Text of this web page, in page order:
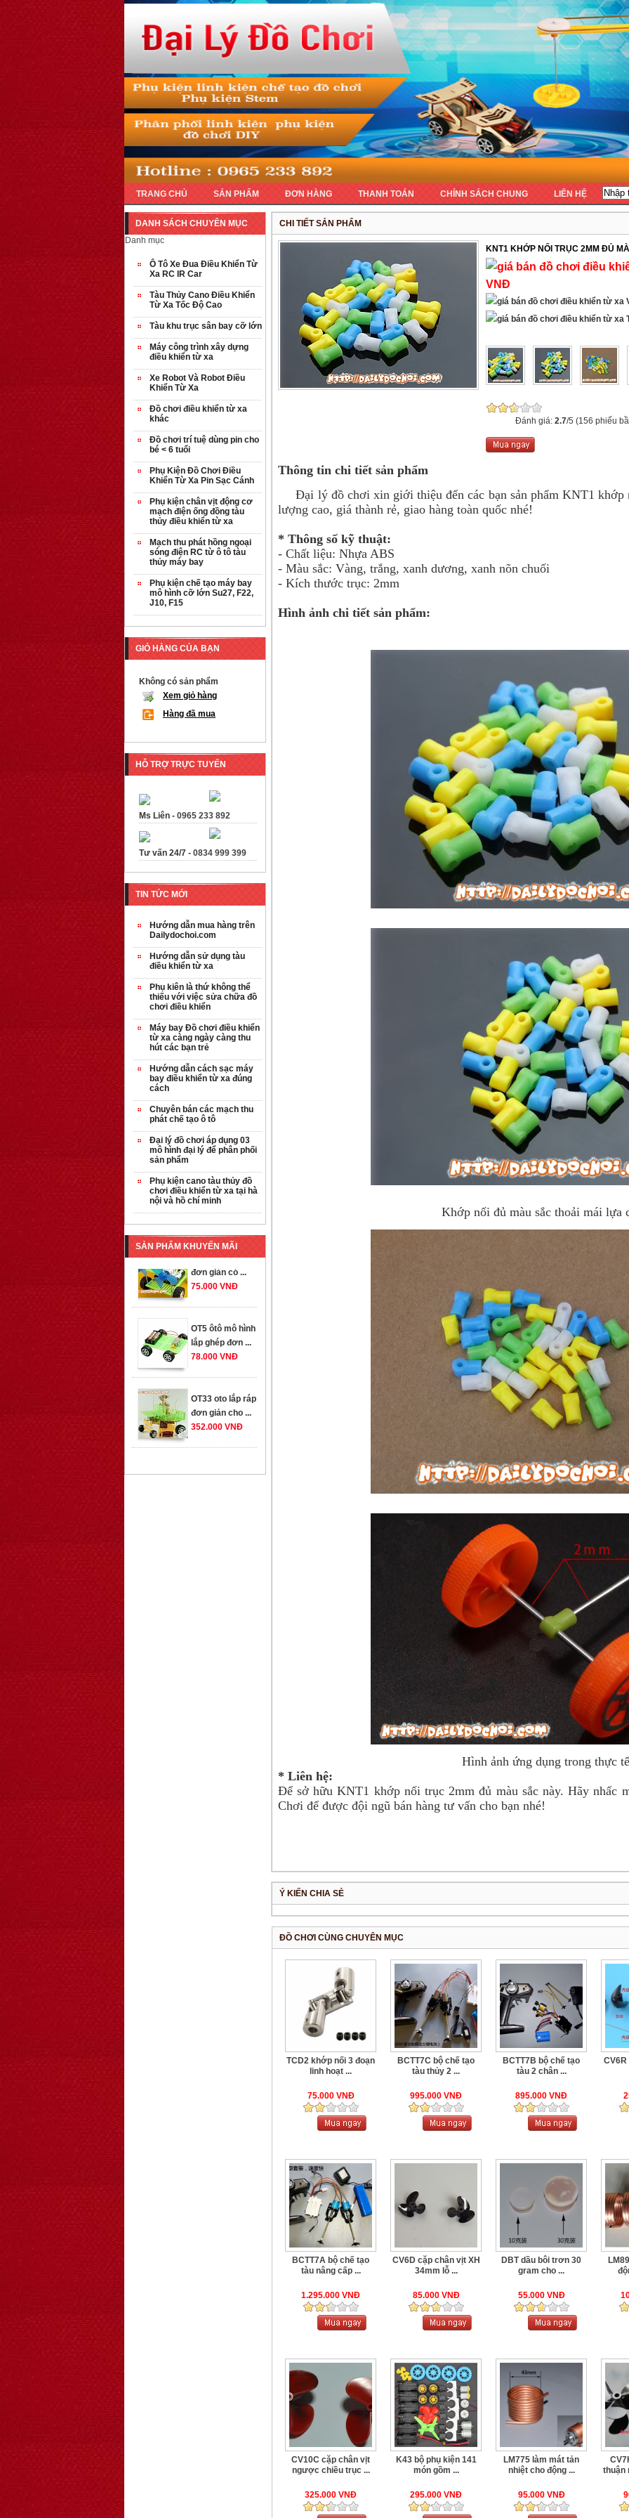
TRANG CHỦ SẢN PHẨM ĐƠN HÀNG THANH TOÁN CHÍNH SÁCH CHUNG LIÊN HỆ
CHI TIẾT SẢN PHẨM
KNT1 KHỚP NỐI TRỤC 2MM ĐỦ
VNĐ
Đánh giá:2.7/5 (156 phiếu
Thông tin chi tiết sản phẩm
Đại lý đồ chơi xin giới thiệu đến các bạn sản phẩm KNT1 khớp
lượng cao, giá thành rẻ, giao hàng toàn quốc nhé!
* Thông số kỹ thuật:
- Chất liệu: Nhựa ABS
- Màu sắc: Vàng, trắng, xanh dương, xanh nõn chuối
- Kích thước trục: 2mm
Hình ảnh chi tiết sản phẩm:
Khớp nối đủ màu sắc thoải mái lựa
Hình ảnh ứng dụng trong thực
* Liên hệ:
Để sở hữu KNT1 khớp nối trục 2mm đủ màu sắc này. Hãy
Chơi để được đội ngũ bán hàng tư vấn cho bạn nhé!
Ý KIẾN CHIA SẺ
ĐỒ CHƠI CÙNG CHUYÊN MỤC
TCD2 khớp nối 3 đoạn
linh hoạt ...
75.000 VNĐ
BCTT7C bộ chế tạo
tàu thủy 2 ...
995.000 VNĐ
BCTT7B bộ chế tạo
tàu 2 chân ...
895.000 VNĐ
BCTT7A bộ chế tạo
tàu nâng cấp ...
1.295.000 VNĐ
CV6D cặp chân vịt XH
34mm lỗ ...
85.000 VNĐ
DBT dầu bôi trơn 30
gram cho ...
55.000 VNĐ
CV10C cặp chân vịt
ngược chiều trục ...
325.000 VNĐ
K43 bộ phụ kiện 141
món gồm ...
295.000 VNĐ
LM775 làm mát tản
nhiệt cho động ...
95.000 VNĐ
thuận
DANH SÁCH CHUYÊN MỤC
Danh mục
Ô Tô Xe Đua Điều Khiển Từ
Xa RC IR Car
Tàu Thủy Cano Điều Khiển
Từ Xa Tốc Độ Cao
Tàu khu trục sân bay cỡ lớn
Máy công trình xây dựng
điều khiển từ xa
Xe Robot Và Robot Điều
Khiển Từ Xa
Đồ chơi điều khiển từ xa
khác
Đồ chơi trí tuệ dùng pin cho
bé < 6 tuổi
Phụ Kiện Đồ Chơi Điều
Khiển Từ Xa Pin Sạc Cánh
Phụ kiện chân vịt động cơ
mạch điện ống đồng tàu
thủy điều khiển từ xa
Mạch thu phát hồng ngoại
sóng điện RC từ ô tô tàu
thủy máy bay
Phụ kiện chế tạo máy bay
mô hình cỡ lớn Su27, F22,
J10, F15
GIỎ HÀNG CỦA BẠN
Không có sản phẩm
Xem giỏ hàng
Hàng đã mua
HỖ TRỢ TRỰC TUYẾN
Ms Liên - 0965 233 892
Tư vấn 24/7 - 0834 999 399
TIN TỨC MỚI
Hướng dẫn mua hàng trên
Dailydochoi.com
Hướng dẫn sử dụng tàu
điều khiển từ xa
Phụ kiên là thứ không thể
thiếu với việc sửa chữa đồ
chơi điều khiển
Máy bay Đồ chơi điều khiển
từ xa càng ngày càng thu
hút các bạn trẻ
Hướng dẫn cách sạc máy
bay điều khiển từ xa đúng
cách
Chuyên bán các mạch thu
phát chế tạo ô tô
Đại lý đồ chơi áp dụng 03
mô hình đại lý để phân phối
sản phẩm
Phụ kiện cano tàu thủy đồ
chơi điều khiển từ xa tại hà
nội và hồ chí minh
SẢN PHẨM KHUYẾN MÃI
OT35 robot lắp
...
259.000 VNĐ
OT36 oto mô hình
đơn giản có ...
75.000 VNĐ
lắp ghép đơn ...
78.000 VNĐ
đơn giản cho ...
352.000 VNĐ
OT35 robot lắp